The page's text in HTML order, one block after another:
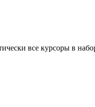
все курсоры в